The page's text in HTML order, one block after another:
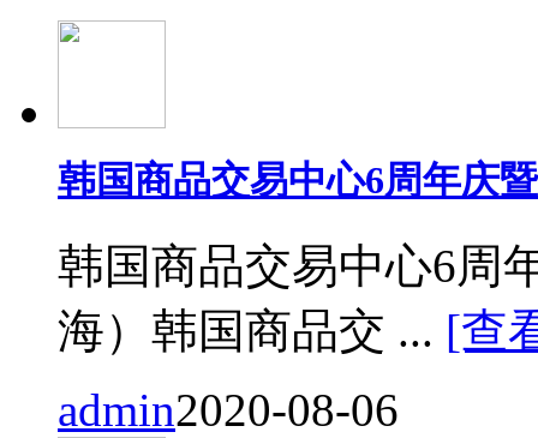
韩国商品交易中心6周年庆
韩国商品交易中心6周
海）韩国商品交 ... [查
admin2020-08-06